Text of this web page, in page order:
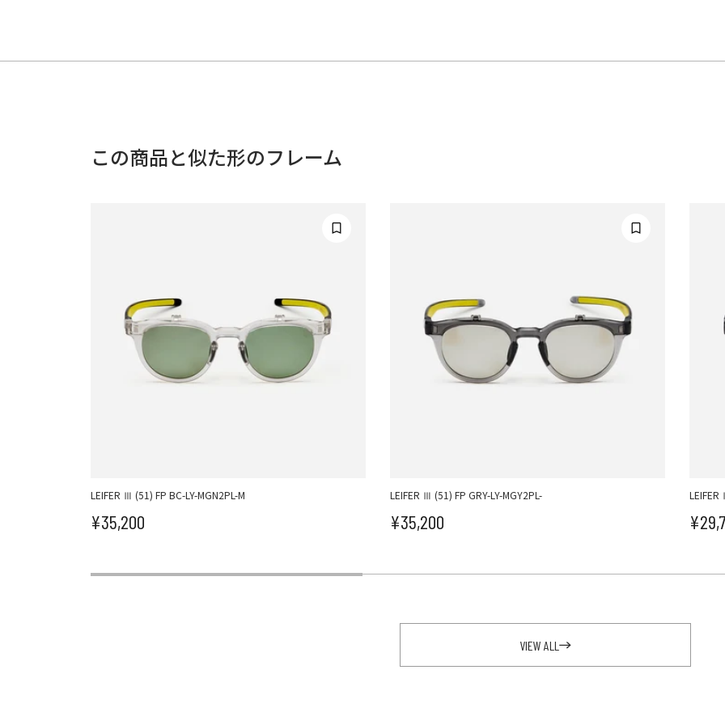
この商品と似た形のフレーム
LEIFER Ⅲ (51) FP BC-LY-MGN2PL-M
セール価格
¥35,200
LEIFER Ⅲ (51) FP GRY-LY-MGY2PL-
セール価格
¥35,200
LEIFER
セ
VIEW ALL